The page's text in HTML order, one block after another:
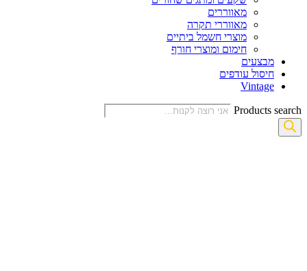
מאווררים
מאווררי תקרה
מוצרי חשמל ביתיים
חימום ומוצרי חורף
מבצעים
חיסול עודפים
Vintage
Products search